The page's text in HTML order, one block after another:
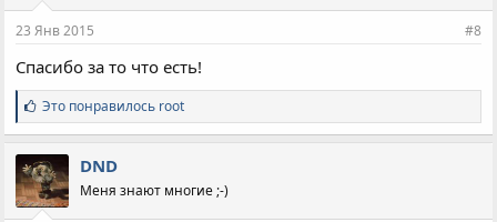
:
23 Янв 2015 #8
Спасибо за то что есть!
С
и
м
п
а
т
и
Это понравилось root
DND
Меня знают многие ;-)